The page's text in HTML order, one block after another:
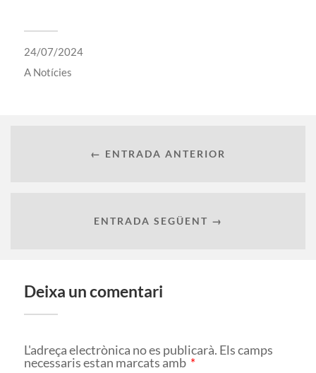
24/07/2024
A Notícies
← ENTRADA ANTERIOR
ENTRADA SEGÜENT →
Deixa un comentari
L'adreça electrònica no es publicarà. Els camps
necessaris estan marcats amb *